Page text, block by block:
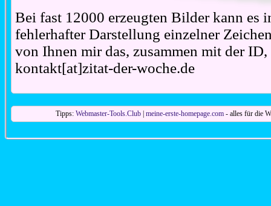
Bei fast 12000 erzeugten Bilder kann es
fehlerhafter Darstellung einzelner
von Ihnen mir das, zusammen mit der
kontakt[at]zitat-der-woche.de
Tipps: Webmaster-Tools.Club| meine-erste-homepage.com- alles für die